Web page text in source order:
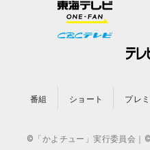
番組 ショート プレ
©「かよチュー」実行委員会｜